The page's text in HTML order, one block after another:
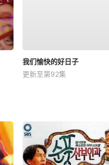
我们愉快的好日子
更新至第92集